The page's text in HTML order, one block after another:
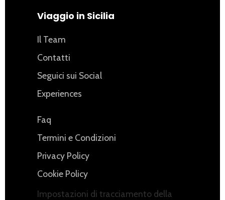
Viaggio in Sicilia
Il Team
Contatti
Seguici sui Social
Experiences
Faq
Termini e Condizioni
Privacy Policy
Cookie Policy
Impostazioni di tracciamento della